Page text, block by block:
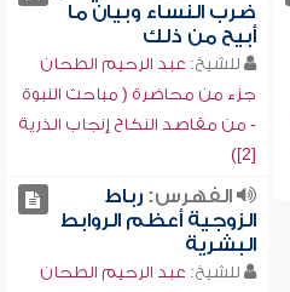
ضرب النساء وبيان ما
أبيح من ذلك
للشيخ: عبد الرحيم الطحان
جزء من محاضرة ( مباحث النبوة
- من مقاصد النكاح إنجاب الذرية
[2])
الفهرس:رباط
الزوجية أعظم الروابط
البشرية
للشيخ: عبد الرحيم الطحان